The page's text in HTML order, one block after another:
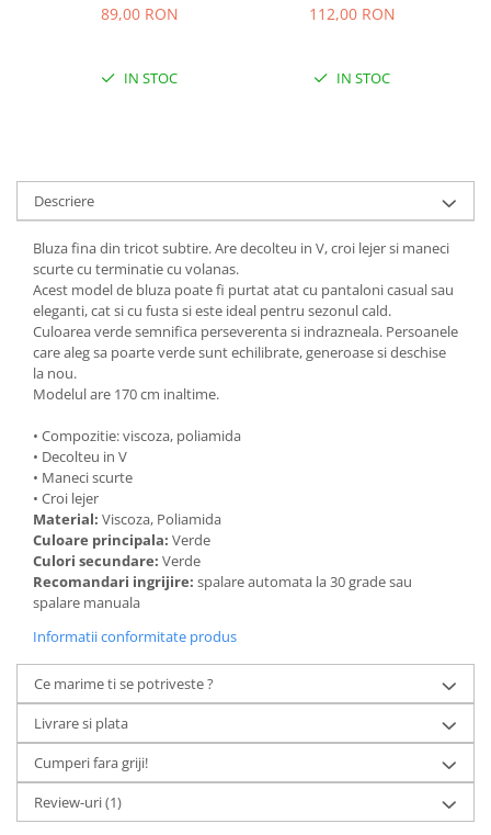
89,00 RON
IN STOC
112,00 RON
IN STOC
Descriere
Bluza fina din tricot subtire. Are decolteu in V, croi lejer si maneci
scurte cu terminatie cu volanas.
Acest model de bluza poate fi purtat atat cu pantaloni casual sau
eleganti, cat si cu fusta si este ideal pentru sezonul cald.
Culoarea verde semnifica perseverenta si indrazneala. Persoanele
care aleg sa poarte verde sunt echilibrate, generoase si deschise
la nou.
Modelul are 170 cm inaltime.
• Compozitie: viscoza, poliamida
• Decolteu in V
• Maneci scurte
• Croi lejer
Material: Viscoza, Poliamida
Culoare principala: Verde
Culori secundare: Verde
Recomandari ingrijire: spalare automata la 30 grade sau
spalare manuala
Informatii conformitate produs
Ce marime ti se potriveste ?
Livrare si plata
Cumperi fara griji!
Review-uri(1)